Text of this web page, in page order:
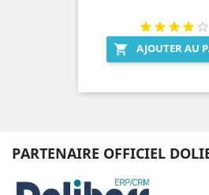
 AJOUTER AU
PARTENAIRE OFFICIEL